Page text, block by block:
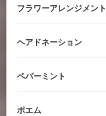
フラワーアレンジメント
ヘアドネーション
ペパーミント
ポエム